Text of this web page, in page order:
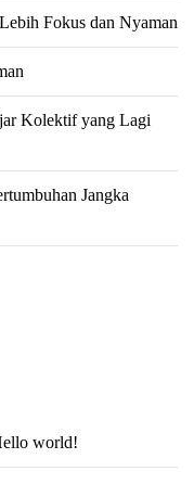
Fokus dan Nyaman
Kolektif yang Lagi
Jangka
world!